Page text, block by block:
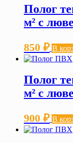
Полог
м² с
850 ₽ В
Полог
м² с
900 ₽ В